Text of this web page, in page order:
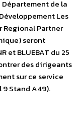
de la
Les
Regional Partner
seront
et BLUEBAT du 25
des dirigeants
sur ce service
9 Stand A49).